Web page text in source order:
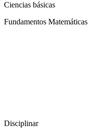
Ciencias básicas
Fundamentos Matemáticas
Disciplinar